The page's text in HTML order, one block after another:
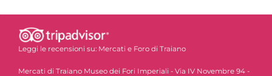
Leggi le recensioni su: Mercati e Foro di Traiano
Mercati di Traiano Museo dei Fori Imperiali - Via IV Novembre 94 -